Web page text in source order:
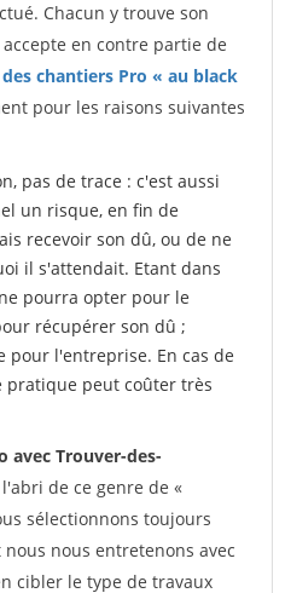
Chacun y trouve son
en contre partie de
chantiers Pro « au black
pour les raisons suivantes
pas de trace : c'est aussi
un risque, en fin de
recevoir son dû, ou de ne
il s'attendait. Etant dans
pourra opter pour le
récupérer son dû ;
pour l'entreprise. En cas de
pratique peut coûter très
avec Trouver-des-
de ce genre de «
sélectionnons toujours
nous entretenons avec
cibler le type de travaux